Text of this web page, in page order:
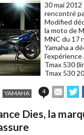
30 mai 2012
rencontré
Modified
la moto de
MNC du 17
Yamaha a
l'expérience
Tmax 530
Tmax 530
YAMAHA 4
cet
à
sur
Dies, la